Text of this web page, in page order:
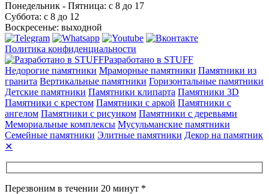
Понедельник - Пятница: с 8 до 17
Суббота: с 8 до 12
Воскресенье: выходной
Политика конфиденциальности
Разработано в STUFF
Недорогие памятники Мраморные памятники Памятники из
гранита Вертикальные памятники Горизонтальные памятники
Детские памятники Памятники клипарта Памятники 3D
Памятники с крестом Памятники с аркой Памятники с
ангелом Памятники с рисунком Памятники с деревьями
Мемориальные комплексы Мусульманские памятники
Семейные памятники Элитные памятники Декор на памятник
✕
Перезвоним в течении 20 минут *